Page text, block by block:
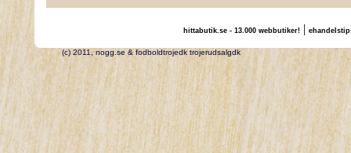
hittabutik.se - 13.000 webbutiker!|
(c) 2011, nogg.se & fodboldtrojedk trojerudsalgdk